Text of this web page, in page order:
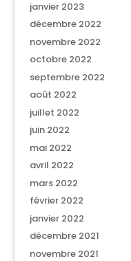
janvier 2023
décembre 2022
novembre 2022
octobre 2022
septembre 2022
août 2022
juillet 2022
juin 2022
mai 2022
avril 2022
mars 2022
février 2022
janvier 2022
décembre 2021
novembre 2021